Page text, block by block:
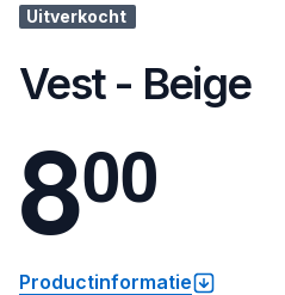
Uitverkocht
Vest - Beige
800
Productinformatie